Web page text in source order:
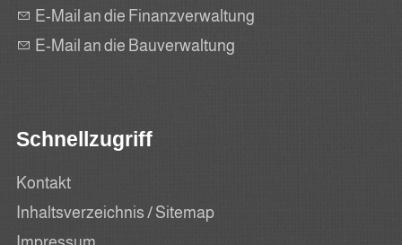
E-Mail an die Finanzverwaltung
E-Mail an die Bauverwaltung
Schnellzugriff
Kontakt
Inhaltsverzeichnis / Sitemap